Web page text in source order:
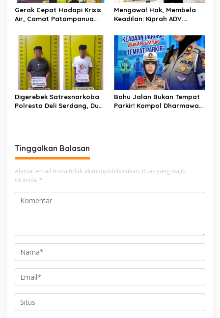
Gerak Cepat Hadapi Krisis
Air, Camat Patampanua
Demi Selamatkan Ribuan
Hektare Sawah Warga
Mengawal Hak, Membela
Keadilan: Kiprah ADV.
Solusi
Digerebek Satresnarkoba
Polresta Deli Serdang, Dua
Bahu Jalan Bukan Tempat
Parkir! Kompol Dharmawati
Tinggalkan Balasan
Alamat email Anda tidak akan dipublikasikan. Ruas yang wajib
ditandai *